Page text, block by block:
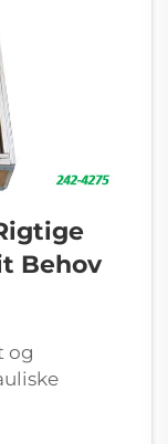
Behov
og
præcis
ydeevne.